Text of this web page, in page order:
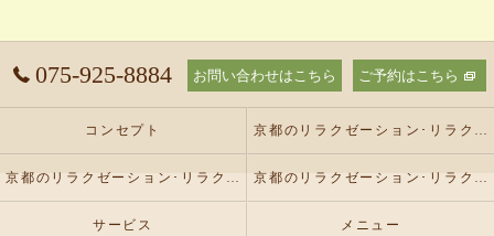
075-925-8884 お問い合わせはこちら ご予約はこちら
コンセプト 京都のリラクゼーション･リラクゼーションサロン オリーブの口コミ情報
京都のリラクゼーション･リラクゼーションサロン オリーブの評判 京都のリラクゼーション･リラクゼーションサロン オリーブのお客様の声
サービス メニュー